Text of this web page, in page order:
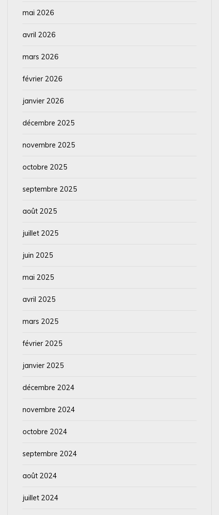
mai 2026
avril 2026
mars 2026
février 2026
janvier 2026
décembre 2025
novembre 2025
octobre 2025
septembre 2025
août 2025
juillet 2025
juin 2025
mai 2025
avril 2025
mars 2025
février 2025
janvier 2025
décembre 2024
novembre 2024
octobre 2024
septembre 2024
août 2024
juillet 2024